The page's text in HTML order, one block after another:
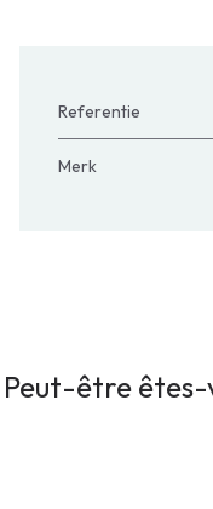
Referentie
Merk
Peut-être êtes-